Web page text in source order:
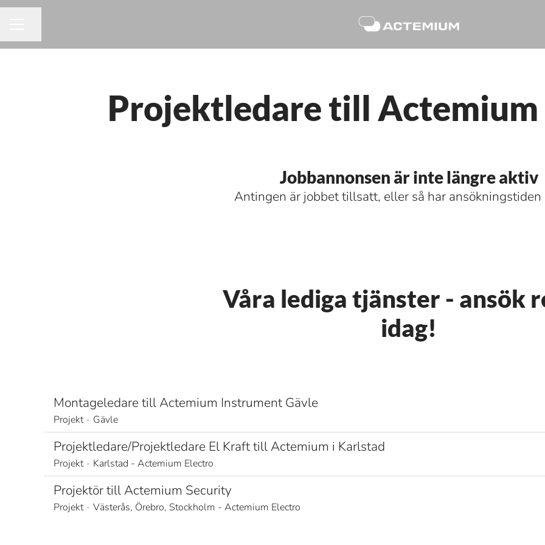
Projektledare till Actemium
Jobbannonsen är inte längre aktiv
Antingen är jobbet tillsatt, eller så har
Våra lediga tjänster - ansök
idag!
Montageledare till Actemium Instrument Gävle
Projekt · Gävle
Projektledare/Projektledare El Kraft till Actemium i Karlstad
Projekt · Karlstad - Actemium Electro
Projektör till Actemium Security
Projekt · Västerås, Örebro, Stockholm - Actemium Electro